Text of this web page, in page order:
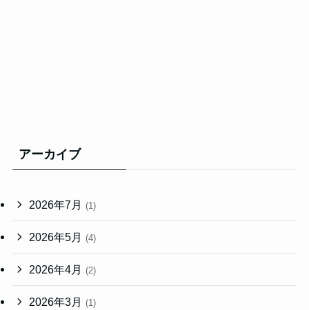
アーカイブ
2026年7月 (1)
2026年5月 (4)
2026年4月 (2)
2026年3月 (1)